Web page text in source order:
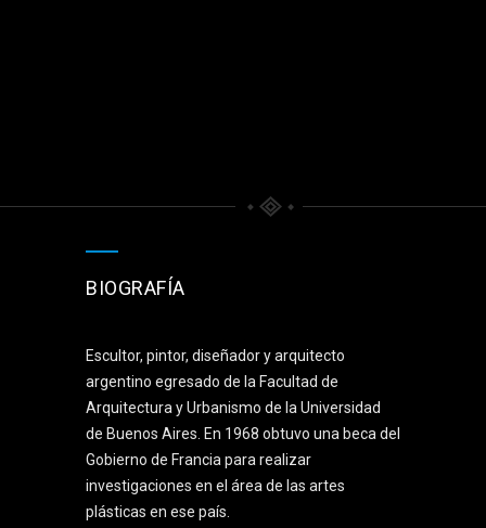
BIOGRAFÍA
Escultor, pintor, diseñador y arquitecto
argentino egresado de la Facultad de
Arquitectura y Urbanismo de la Universidad
de Buenos Aires. En 1968 obtuvo una beca del
Gobierno de Francia para realizar
investigaciones en el área de las artes
plásticas en ese país.